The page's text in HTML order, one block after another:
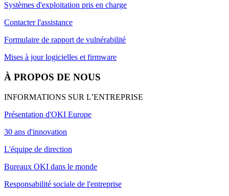
Systèmes d'exploitation pris en charge
Contacter l'assistance
Formulaire de rapport de vulnérabilité
Mises à jour logicielles et firmware
À PROPOS DE NOUS
INFORMATIONS SUR L’ENTREPRISE
Présentation d'OKI Europe
30 ans d'innovation
L'équipe de direction
Bureaux OKI dans le monde
Responsabilité sociale de l'entreprise